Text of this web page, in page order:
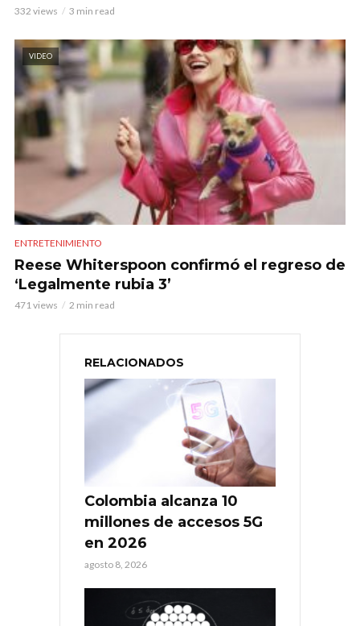
332 views 3 min read
VIDEO
ENTRETENIMIENTO
Reese Whiterspoon confirmó el regreso de
‘Legalmente rubia 3’
471 views 2 min read
RELACIONADOS
Colombia alcanza 10
millones de accesos 5G
en 2026
agosto 8, 2026